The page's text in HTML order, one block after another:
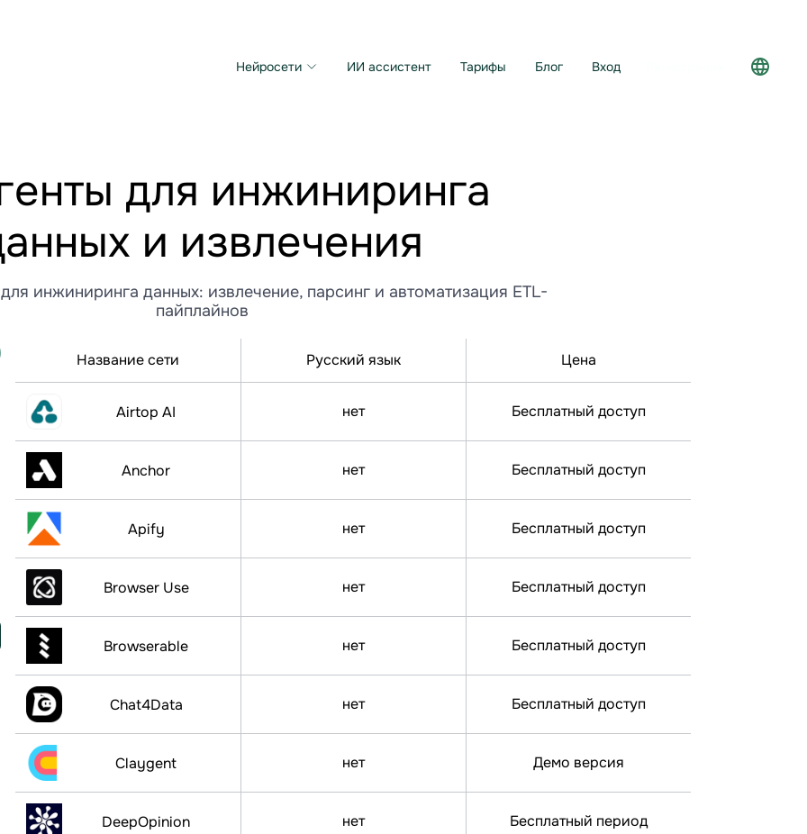
Нейросети ИИ ассистент Тарифы Блог Вход
для инжиниринга
и извлечения
инжиниринга данных: извлечение, парсинг и автоматизация ETL-
пайплайнов
Название сети Русский язык Цена
Airtop AI нет Бесплатный доступ
Anchor нет Бесплатный доступ
Apify нет Бесплатный доступ
Browser Use нет Бесплатный доступ
Browserable нет Бесплатный доступ
Chat4Data нет Бесплатный доступ
Claygent нет Демо версия
DeepOpinion нет Бесплатный период